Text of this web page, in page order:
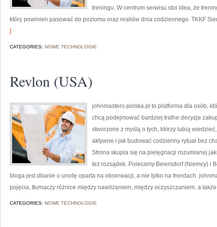
treningu. W centrum serwisu stoi idea, że
który powinien pasować do poziomu oraz realiów dnia codziennego. TKKF
]
CATEGORIES: NOWE TECHNOLOGIE
Revlon (USA)
johnmasters-polska.pl to platforma dla osób,
chcą podejmować bardziej trafne decyzje
stworzone z myślą o tych, którzy lubią
aktywne i jak budować codzienny rytuał bez
Strona skupia się na pielęgnacji rozumianej
też rozsądek. Polecamy Beiersdorf (Niemcy) i
bloga jest dbanie o urodę oparta na obserwacji, a nie tylko na trendach.
pojęcia, tłumaczy różnice między nawilżaniem, między oczyszczaniem, a
CATEGORIES: NOWE TECHNOLOGIE